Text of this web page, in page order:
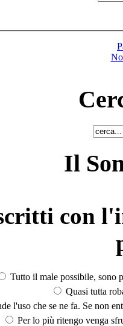
Il
con
Tutto il male possibile, sono
Quasi tutta
l'uso che se ne fa. Se non
Per lo più ritengo venga